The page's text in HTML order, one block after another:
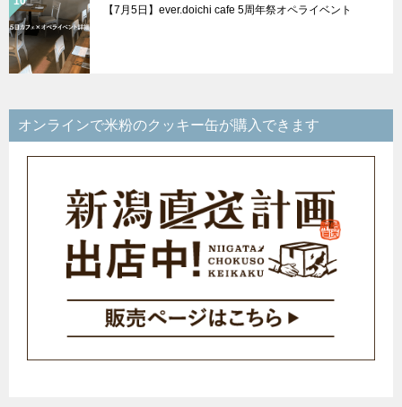
【7月5日】ever.doichi cafe 5周年祭オペライベント
オンラインで米粉のクッキー缶が購入できます